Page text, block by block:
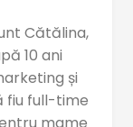
Cătălina,
10 ani
și
fiu full-time